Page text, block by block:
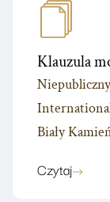
Klauzula
Biały
Czytaj